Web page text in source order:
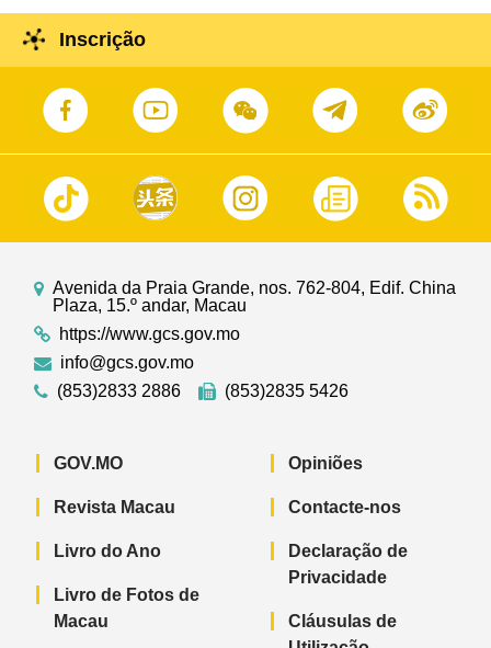
Inscrição
Avenida da Praia Grande, nos. 762-804, Edif. China
Plaza, 15.º andar, Macau
https://www.gcs.gov.mo
info@gcs.gov.mo
(853)2833 2886
(853)2835 5426
GOV.MO
Revista Macau
Livro do Ano
Livro de Fotos de
Macau
Opiniões
Contacte-nos
Declaração de
Privacidade
Cláusulas de